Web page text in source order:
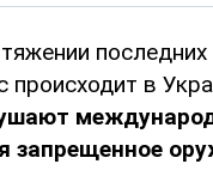
в
запрещенное